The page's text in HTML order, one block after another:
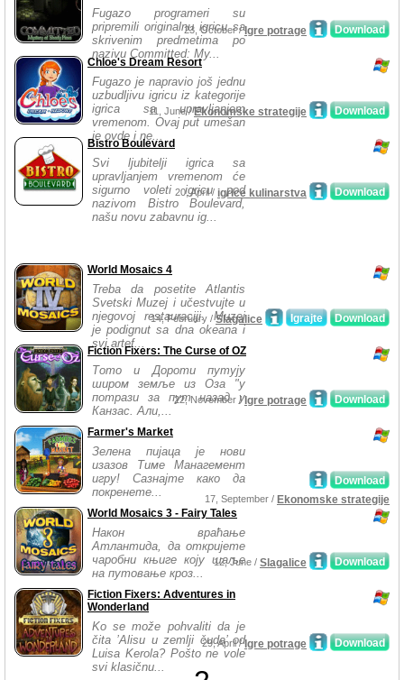
Fugazo programeri su
pripremili originalnu igricu sa
skrivenim predmetima po
nazivu Committed: My...
Download
23, October /Igre potrage
Chloe's Dream Resort
Fugazo je napravio još jednu
uzbudljivu igricu iz kategorije
igrica sa upravljanjem
vremenom. Ovaj put umešan
je ovde i ne...
Download
11, June /Ekonomske strategije
Bistro Boulevard
Svi ljubitelji igrica sa
upravljanjem vremenom će
sigurno voleti igricu pod
nazivom Bistro Boulevard,
našu novu zabavnu ig...
Download
20, April / igrice kulinarstva
World Mosaics 4
Treba da posetite Atlantis
Svetski Muzej i učestvujte u
njegovoj restauraciji. Muzej
je podignut sa dna okeana i
svi artef...
Download
Igrajte
14, February /Slagalice
Fiction Fixers: The Curse of OZ
Тото и Дороти путују
широм земље из Оза "у
потрази за пут назад у
Канзас. Али,...
Download
22, November /Igre potrage
Farmer's Market
Зелена пијаца је нови
изазов Тиме Манагемент
игру! Сазнајте како да
покренете...
Download
17, September / Ekonomske strategije
World Mosaics 3 - Fairy Tales
Након враћање
Атлантида, да откријете
чаробни књиге коју шаље
на путовање кроз...
Download
12, June / Slagalice
Fiction Fixers: Adventures in
Wonderland
Ko se može pohvaliti da je
čita ’Alisu u zemlji čuda’ od
Luisa Kerola? Pošto ne vole
svi klasičnu...
Download
29, April /Igre potrage